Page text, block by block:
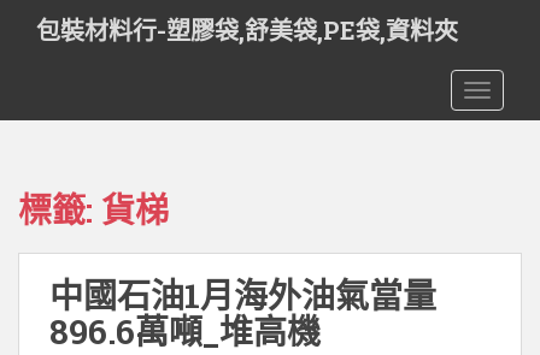
t
包裝材料行-塑膠袋,舒美袋,PE袋,資料夾
標籤: 貨梯
中國石油1月海外油氣當量
896.6萬噸_堆高機